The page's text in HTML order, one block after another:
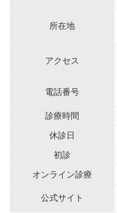
所在地
アクセス
電話番号
診療時間
休診日
初診
オンライン診療
公式サイト